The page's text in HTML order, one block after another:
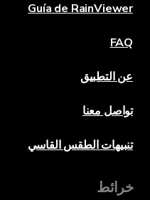
Guía de RainViewer
FAQ
عن التطبيق
تواصل معنا
تنبيهات الطقس القاسي
خرائط